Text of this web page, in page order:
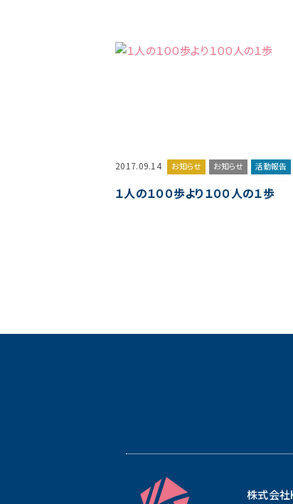
2017.09.14 お知らせ お知らせ 活動報告
１人の１００歩より１００人の１歩
株式会社